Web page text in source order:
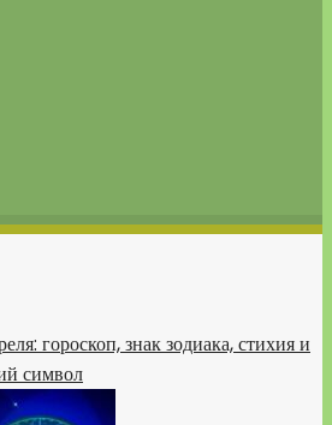
гороскоп, знак зодиака, стихия и
символ